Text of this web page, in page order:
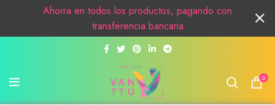
0
Ahorra en todos los productos, pagando con
transferencia bancaria